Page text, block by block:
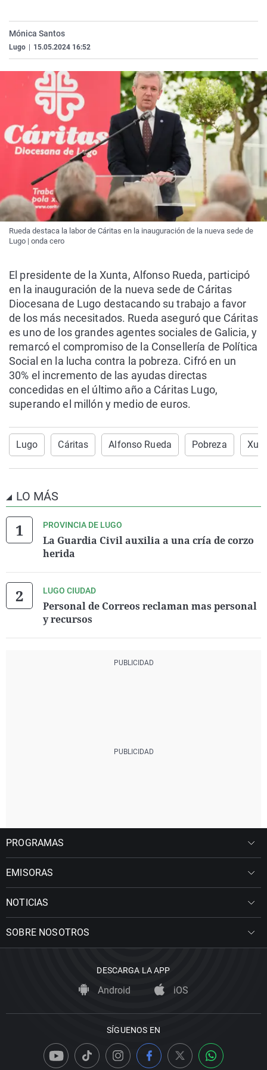
Operación Viuda
Navarra
País Vasco
Mónica Santos
Lugo 15.05.2024 16:52
Rueda destaca la labor de Cáritas en la inauguración de la nueva sede de
Lugo | onda cero
El presidente de la Xunta, Alfonso Rueda, participó
en la inauguración de la nueva sede de Cáritas
Diocesana de Lugo destacando su trabajo a favor
de los más necesitados. Rueda aseguró que Cáritas
es uno de los grandes agentes sociales de Galicia, y
remarcó el compromiso de la Consellería de Política
Social en la lucha contra la pobreza. Cifró en un
30% el incremento de las ayudas directas
concedidas en el último año a Cáritas Lugo,
superando el millón y medio de euros.
Lugo Cáritas Alfonso Rueda Pobreza
LO MÁS
PROVINCIA DE LUGO
La Guardia Civil auxilia a una cría de corzo
herida
LUGO CIUDAD
Personal de Correos reclaman mas personal
y recursos
PROGRAMAS
EMISORAS
NOTICIAS
SOBRE NOSOTROS
DESCARGA LA APP
Android iOS
SÍGUENOS EN